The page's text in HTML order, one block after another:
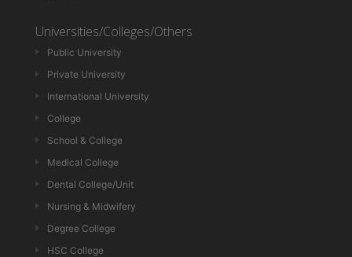
Universities/Colleges/Others
Public University
Private University
International University
College
School & College
Medical College
Dental College/Unit
Nursing & Midwifery
Degree College
HSC College